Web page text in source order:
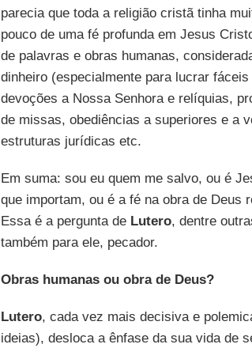
parecia que toda a religião cristã tinha
pouco de uma fé profunda em Jesus
de palavras e obras humanas,
dinheiro (especialmente para lucrar
devoções a Nossa Senhora e relíquias,
de missas, obediências a superiores e a
estruturas jurídicas etc.
Em suma: sou eu quem me salvo, ou é
que importam, ou é a fé na obra de Deus
Essa é a pergunta de Lutero, dentre
também para ele, pecador.
Obras humanas ou obra de Deus?
Lutero, cada vez mais decisiva e
ideias), desloca a ênfase da sua vida de